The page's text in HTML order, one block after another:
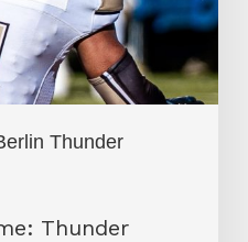
Thunder
Thunder